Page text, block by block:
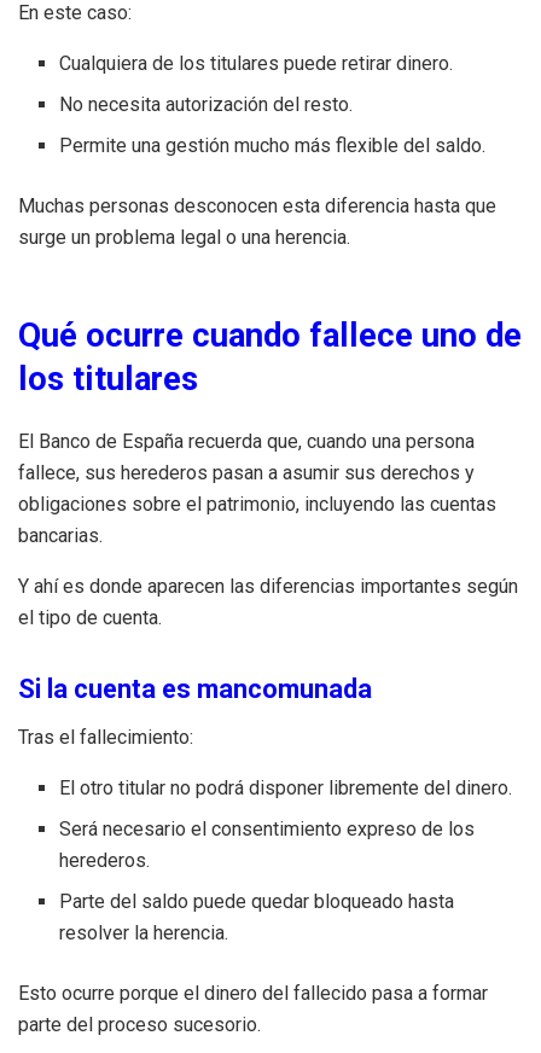
En este caso:
Cualquiera de los titulares puede retirar dinero.
No necesita autorización del resto.
Permite una gestión mucho más flexible del saldo.
Muchas personas desconocen esta diferencia hasta que
surge un problema legal o una herencia.
Qué ocurre cuando fallece uno de
los titulares
El Banco de España recuerda que, cuando una persona
fallece, sus herederos pasan a asumir sus derechos y
obligaciones sobre el patrimonio, incluyendo las cuentas
bancarias.
Y ahí es donde aparecen las diferencias importantes según
el tipo de cuenta.
Si la cuenta es mancomunada
Tras el fallecimiento:
El otro titular no podrá disponer libremente del dinero.
Será necesario el consentimiento expreso de los
herederos.
Parte del saldo puede quedar bloqueado hasta
resolver la herencia.
Esto ocurre porque el dinero del fallecido pasa a formar
parte del proceso sucesorio.